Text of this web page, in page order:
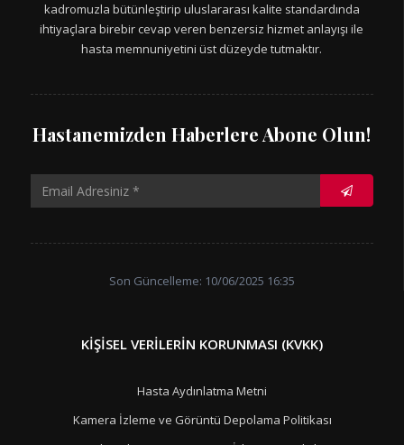
kadromuzla bütünleştirip uluslararası kalite standardında
ihtiyaçlara birebir cevap veren benzersiz hizmet anlayışı ile
hasta memnuniyetini üst düzeyde tutmaktır.
Hastanemizden Haberlere Abone Olun!
Son Güncelleme: 10/06/2025 16:35
KIŞISEL VERILERIN KORUNMASI (KVKK)
Hasta Aydınlatma Metni
Kamera İzleme ve Görüntü Depolama Politikası